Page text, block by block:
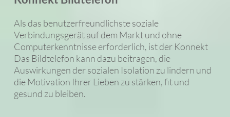
Als das benutzerfreundlichste soziale
Verbindungsgerät auf dem Markt und ohne
Computerkenntnisse erforderlich, ist der Konnekt
Das Bildtelefon kann dazu beitragen, die
Auswirkungen der sozialen Isolation zu lindern und
die Motivation Ihrer Lieben zu stärken, fit und
gesund zu bleiben.